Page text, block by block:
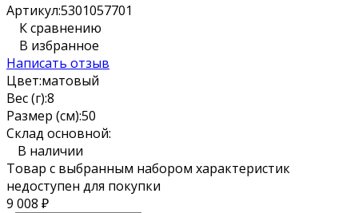
Артикул:5301057701
К сравнению
В избранное
Написать отзыв
Цвет:матовый
Вес (г):8
Размер (см):50
Склад основной:
В наличии
Товар с выбранным набором характеристик
недоступен для покупки
9 008 ₽